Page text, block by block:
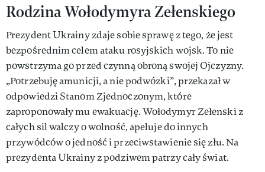
Rodzina Wołodymyra Zełenskiego
Prezydent Ukrainy zdaje sobie sprawę z tego, że jest
bezpośrednim celem ataku rosyjskich wojsk. To nie
powstrzyma go przed czynną obroną swojej Ojczyzny.
„Potrzebuję amunicji, a nie podwózki”, przekazał w
odpowiedzi Stanom Zjednoczonym, które
zaproponowały mu ewakuację. Wołodymyr Zełenski z
całych sil walczy o wolność, apeluje do innych
przywódców o jedność i przeciwstawienie się złu. Na
prezydenta Ukrainy z podziwem patrzy cały świat.